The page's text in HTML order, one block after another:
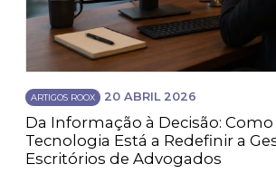
ARTIGOS ROOX 20 ABRIL 2026
Da Informação à Decisão: Como
Tecnologia Está a Redefinir a
Escritórios de Advogados